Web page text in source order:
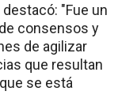
"Fue un
consensos y
de agilizar
que resultan
se está